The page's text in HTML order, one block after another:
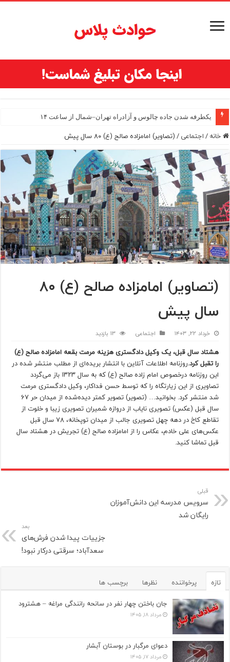
یکطرفه شدن جاده چالوس و آزادراه تهران–شمال از ساعت ۱۴
خانه/اجتماعی/(تصاویر) امامزاده صالح (ع) ۸۰ سال پیش
(تصاویر) امامزاده صالح (ع) ۸۰
سال پیش
خرداد ۲۲, ۱۴۰۳ اجتماعی 13 بازدید
هشتاد سال قبل، یک وکیل دادگستری هزینه مرمت بقعه امامزاده صالح (ع)
را تقبل کرد.روزنامه اطلاعات آنلاین با انتشار بریده‌ای از مطلب منتشر شده در
این روزنامه درخصوص امام زاده صالح (ع) که به سال ۱۳۲۳ باز می‌گردد
تصاویری از این زیارتگاه را که توسط حسن فداکار، وکیل دادگستری مرمت
شد منتشر کرد. بخوانید… (تصویر) تصویر کمتر دیده‌شده از میدان حر ۶۷
سال قبل (عکس) تصویری نایاب از دروازه شمیران تصویری زیبا و خلوت از
تقاطع کاخ در دهه چهل تصویری جالب از میدان توپخانه، ۷۸ سال قبل
عکس‌های علی خادم، عکاس را از امامزاده صالح (ع) تجریش در هشتاد سال
قبل تماشا کنید.
قبلی
سرویس مدرسه این دانش‌آموزان
رایگان شد
بعد
جزییات پیدا شدن فرش‌های
سعدآباد؛ سرقتی درکار نبود!
تازه پرخواننده نظرها
برچسب ها
جان باختن چهار نفر در سانحه رانندگی مراغه – هشترود
مرداد ۱۸, ۱۴۰۵
دعوای مرگبار در بوستان آبشار
مرداد ۱۷, ۱۴۰۵